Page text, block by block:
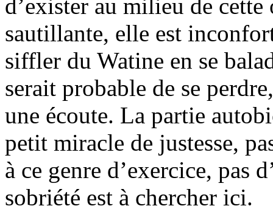
d’exister au milieu de
sautillante, elle est
siffler du Watine en se
serait probable de se
une écoute. La partie
petit miracle de justesse,
à ce genre d’exercice, pas
sobriété est à chercher ici.